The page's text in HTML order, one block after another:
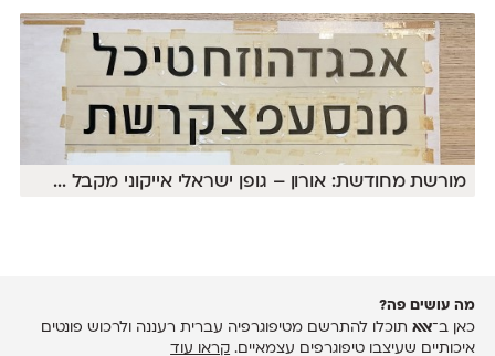
מורשת מחודשת: אורון – גופן ישראלי אייקוני מקבל ...
מה עושים פה?
כאן ב־אאאתוכלו להתרשם מטיפוגרפיה עברית רעננה ולרכוש פונטים
איכותיים שעיצבו טיפוגרפים עצמאיים. קראו עוד